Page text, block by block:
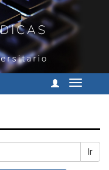
Cambiar
Ir